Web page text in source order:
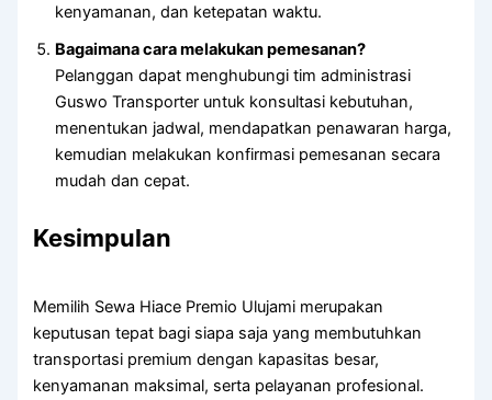
kenyamanan, dan ketepatan waktu.
Bagaimana cara melakukan pemesanan?
Pelanggan dapat menghubungi tim administrasi
Guswo Transporter untuk konsultasi kebutuhan,
menentukan jadwal, mendapatkan penawaran harga,
kemudian melakukan konfirmasi pemesanan secara
mudah dan cepat.
Kesimpulan
Memilih Sewa Hiace Premio Ulujami merupakan
keputusan tepat bagi siapa saja yang membutuhkan
transportasi premium dengan kapasitas besar,
kenyamanan maksimal, serta pelayanan profesional.